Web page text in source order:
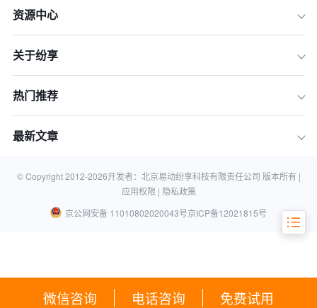
微信咨询 电话咨询 免费试用
三、破局之道：专业CRM系统如何重塑
四、超越管理：CRM是赋能增长的引
结论：立即行动，告别混乱，拥抱增长
资源中心
关于纷享
热门推荐
最新文章
© Copyright 2012-2026开发者：北京易动纷享科技有限责任公司 版本所有 |
应用权限 | 隐私政策
京公网安备 11010802020043号京ICP备12021815号